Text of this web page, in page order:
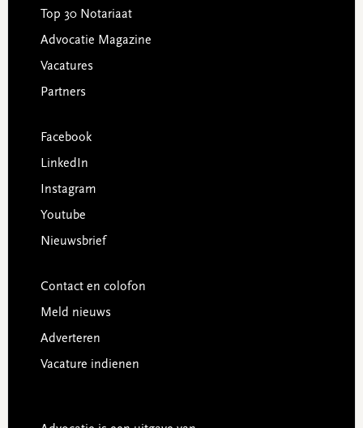
Top 30 Notariaat
Advocatie Magazine
Vacatures
Partners
Facebook
LinkedIn
Instagram
Youtube
Nieuwsbrief
Contact en colofon
Meld nieuws
Adverteren
Vacature indienen